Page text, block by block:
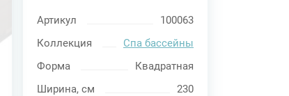
Артикул
100063
Коллекция
Спа бассейны
Форма
Квадратная
Ширина, см
230